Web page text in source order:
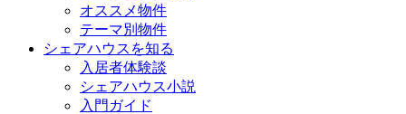
オススメ物件
テーマ別物件
シェアハウスを知る
入居者体験談
シェアハウス小説
入門ガイド